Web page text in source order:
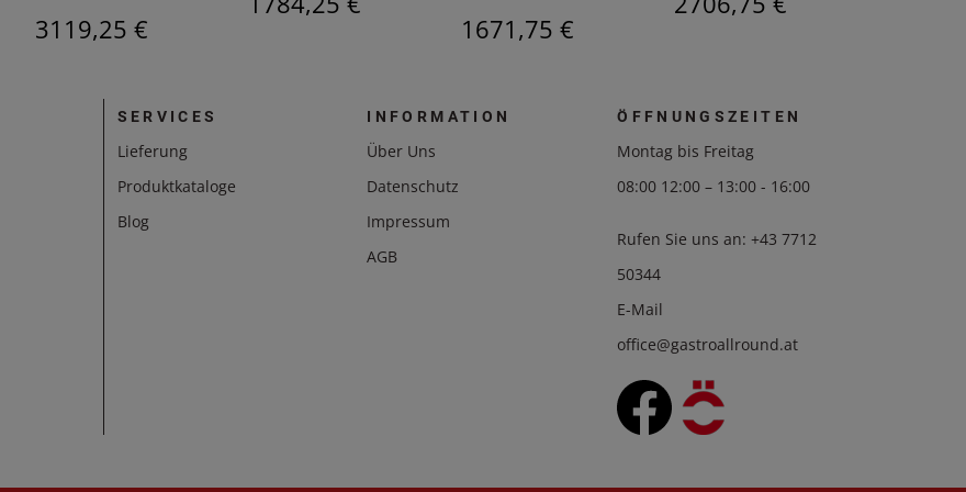
3119,25 € 1671,75 €
SERVICES
Lieferung
Produktkataloge
Blog
INFORMATION
Über Uns
Datenschutz
Impressum
AGB
ÖFFNUNGSZEITEN
Montag bis Freitag
08:00 12:00 – 13:00 - 16:00
Rufen Sie uns an:+43 7712
50344
E-Mail
office@gastroallround.at